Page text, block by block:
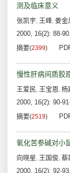
测及临床意义
张凯宇, 王峰, 娄金
2000, 16(2): 88-90.
摘要(2399)
慢性肝病间质胶
王爱民, 王宝恩, 杨
2000, 16(2): 90-
摘要(2519)
氧化苦参碱对小
向晓星, 王国俊, 蔡
2000, 16(2): 92-93.